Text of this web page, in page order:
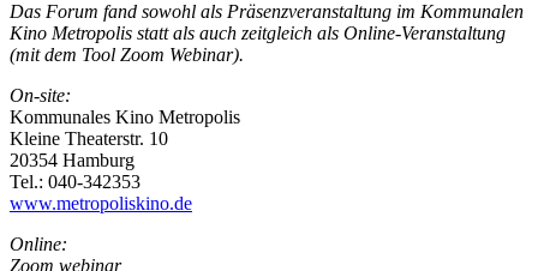
Das Forum fand sowohl als Präsenzveranstaltung im Kommunalen
Kino Metropolis statt als auch zeitgleich als Online-Veranstaltung
(mit dem Tool Zoom Webinar).
On-site:
Kommunales Kino Metropolis
Kleine Theaterstr. 10
20354 Hamburg
Tel.: 040-342353
www.metropoliskino.de
Online:
Zoom webinar